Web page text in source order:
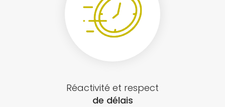
Réactivité et respect
de délais